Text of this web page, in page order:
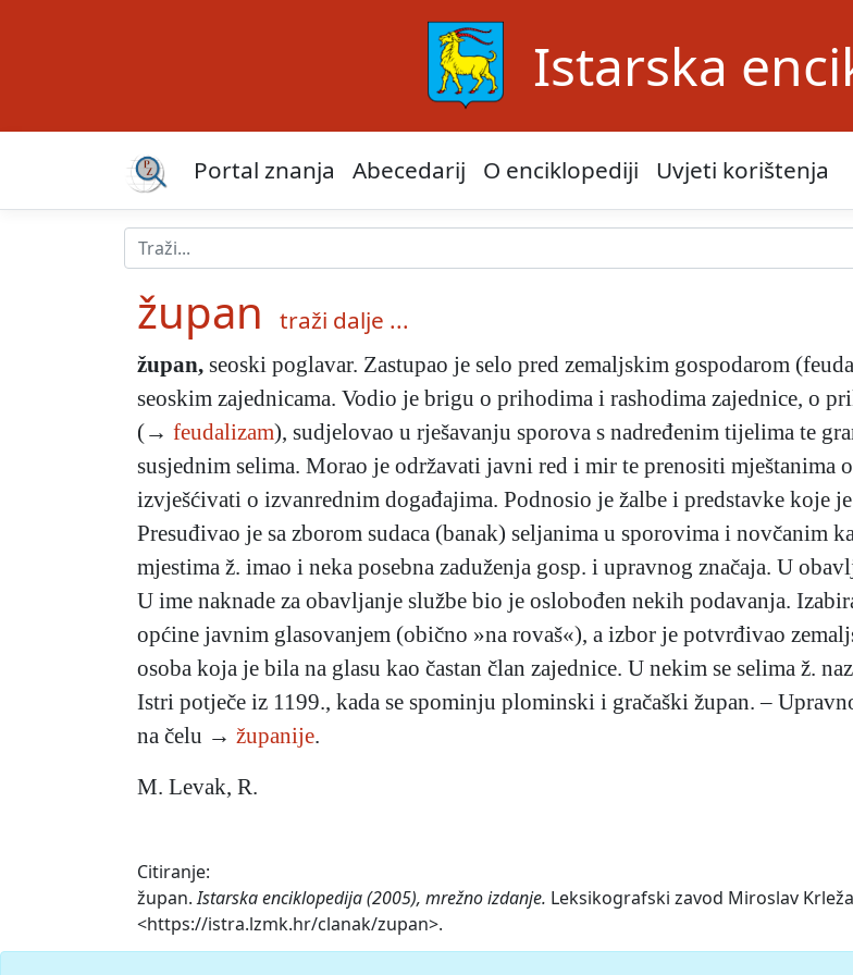
Istarska
Portal znanja Abecedarij O enciklopediji Uvjeti korištenja
župan traži dalje ...
župan, seoski poglavar. Zastupao je selo pred zemaljskim gospodarom
seoskim zajednicama. Vodio je brigu o prihodima i rashodima zajednice, o
(→ feudalizam), sudjelovao u rješavanju sporova s nadređenim tijelima te
susjednim selima. Morao je održavati javni red i mir te prenositi
izvješćivati o izvanrednim događajima. Podnosio je žalbe i predstavke koje
Presuđivao je sa zborom sudaca (banak) seljanima u sporovima i novčanim
mjestima ž. imao i neka posebna zaduženja gosp. i upravnog značaja. U
U ime naknade za obavljanje službe bio je oslobođen nekih podavanja.
općine javnim glasovanjem (obično »na rovaš«), a izbor je potvrđivao
osoba koja je bila na glasu kao častan član zajednice. U nekim se selima ž.
Istri potječe iz 1199., kada se spominju plominski i gračaški župan. –
na čelu → županije.
M. Levak, R.
Citiranje:
župan.Istarska enciklopedija (2005), mrežno izdanje. Leksikografski zavod Miroslav
<https://istra.lzmk.hr/clanak/zupan>.